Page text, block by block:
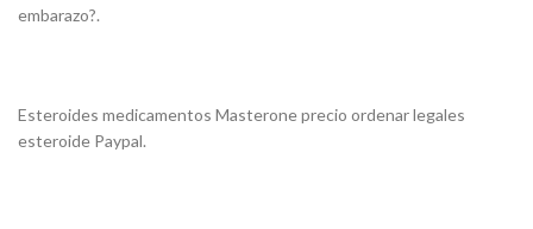
embarazo?.
Esteroides medicamentos Masterone precio ordenar legales
esteroide Paypal.